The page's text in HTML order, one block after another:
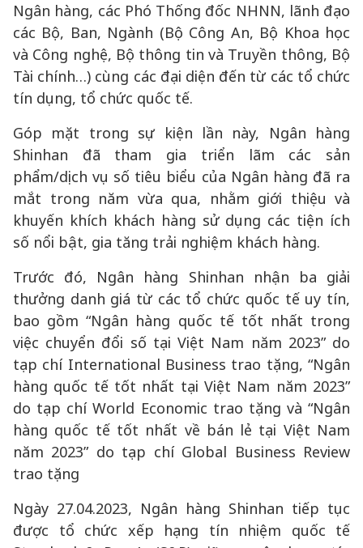
Ngân hàng, các Phó Thống đốc NHNN, lãnh đạo
các Bộ, Ban, Ngành (Bộ Công An, Bộ Khoa học
và Công nghệ, Bộ thông tin và Truyền thông, Bộ
Tài chính…) cùng các đại diện đến từ các tổ chức
tín dụng, tổ chức quốc tế.
Góp mặt trong sự kiện lần này, Ngân hàng
Shinhan đã tham gia triển lãm các sản
phẩm/dịch vụ số tiêu biểu của Ngân hàng đã ra
mắt trong năm vừa qua, nhằm giới thiệu và
khuyến khích khách hàng sử dụng các tiện ích
số nổi bật, gia tăng trải nghiệm khách hàng.
Trước đó, Ngân hàng Shinhan nhận ba giải
thưởng danh giá từ các tổ chức quốc tế uy tín,
bao gồm “Ngân hàng quốc tế tốt nhất trong
việc chuyển đổi số tại Việt Nam năm 2023” do
tạp chí International Business trao tặng, “Ngân
hàng quốc tế tốt nhất tại Việt Nam năm 2023”
do tạp chí World Economic trao tặng và “Ngân
hàng quốc tế tốt nhất về bán lẻ tại Việt Nam
năm 2023” do tạp chí Global Business Review
trao tặng
Ngày 27.04.2023, Ngân hàng Shinhan tiếp tục
được tổ chức xếp hạng tín nhiệm quốc tế